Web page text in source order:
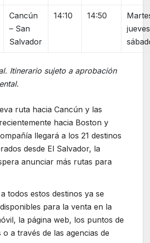
Cancún
– San
Salvador
14:10 14:50
Itinerario sujeto a aprobación
ruta hacia Cancún y las
hacia Boston y
llegará a los 21 destinos
desde El Salvador, la
anunciar más rutas para
todos estos destinos ya se
para la venta en la
la página web, los puntos de
a través de las agencias de